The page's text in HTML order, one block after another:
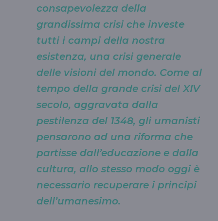
consapevolezza della
grandissima crisi che investe
tutti i campi della nostra
esistenza, una crisi generale
delle visioni del mondo. Come al
tempo della grande crisi del XIV
secolo, aggravata dalla
pestilenza del 1348, gli umanisti
pensarono ad una riforma che
partisse dall’educazione e dalla
cultura, allo stesso modo oggi è
necessario recuperare i principi
dell’umanesimo.